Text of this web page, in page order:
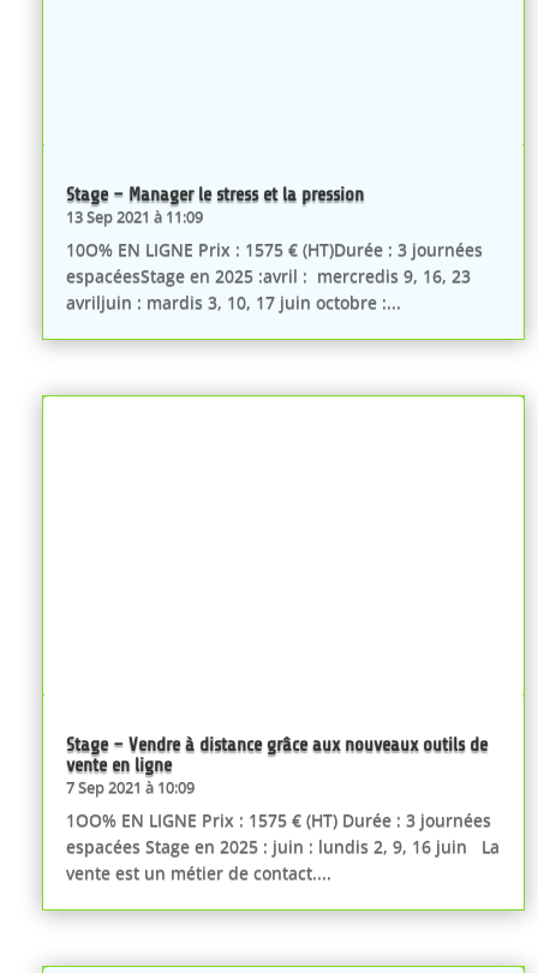
Stage – Manager le stress et la pression
13 Sep 2021 à 11:09
10O% EN LIGNE Prix : 1575 € (HT)Durée : 3 journées
espacéesStage en 2025 :avril : mercredis 9, 16, 23
avriljuin : mardis 3, 10, 17 juin octobre :...
Stage – Vendre à distance grâce aux nouveaux outils de
vente en ligne
7 Sep 2021 à 10:09
1OO% EN LIGNE Prix : 1575 € (HT) Durée : 3 journées
espacées Stage en 2025 : juin : lundis 2, 9, 16 juin La
vente est un métier de contact....